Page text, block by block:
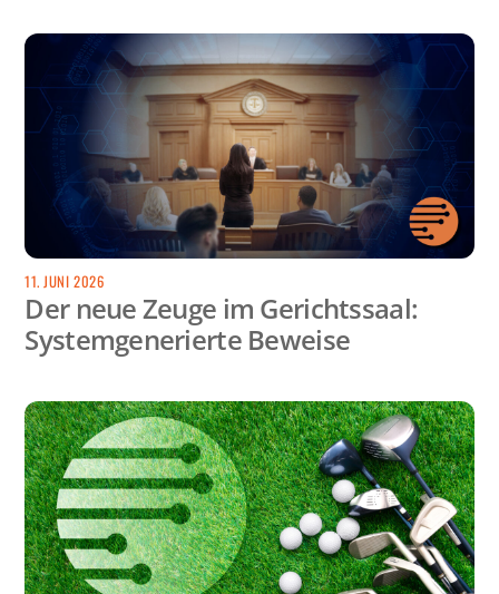
11. JUNI 2026
Der neue Zeuge im Gerichtssaal:
Systemgenerierte Beweise